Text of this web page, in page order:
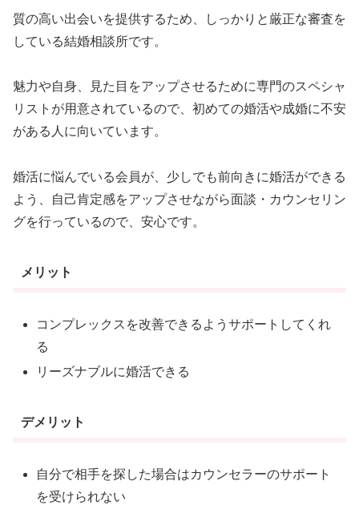
質の高い出会いを提供するため、しっかりと厳正な審査を
している結婚相談所です。
魅力や自身、見た目をアップさせるために専門のスペシャ
リストが用意されているので、初めての婚活や成婚に不安
がある人に向いています。
婚活に悩んでいる会員が、少しでも前向きに婚活ができる
よう、自己肯定感をアップさせながら面談・カウンセリン
グを行っているので、安心です。
メリット
コンプレックスを改善できるようサポートしてくれ
る
リーズナブルに婚活できる
デメリット
自分で相手を探した場合はカウンセラーのサポート
を受けられない